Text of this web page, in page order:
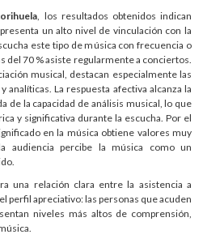
, los resultados obtenidos indican
un alto nivel de vinculación con la
este tipo de música con frecuencia o
70 % asiste regularmente a conciertos.
musical, destacan especialmente las
analíticas. La respuesta afectiva alcanza la
de la capacidad de análisis musical, lo que
y significativa durante la escucha. Por el
en la música obtiene valores muy
audiencia percibe la música como un
una relación clara entre la asistencia a
perfil apreciativo: las personas que acuden
niveles más altos de comprensión,